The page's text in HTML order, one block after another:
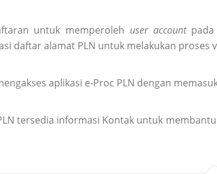
untuk memperoleh user accountpada
daftar alamat PLN untuk melakukan proses
aplikasi e-Proc PLN dengan
tersedia informasi Kontak untuk